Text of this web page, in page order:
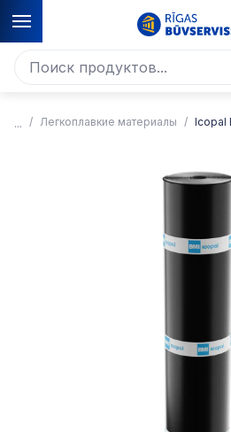
Легкоплавкие материалы